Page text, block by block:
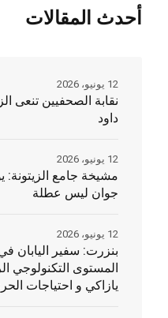
أحدث المقالات
نقابة الصحفيين تنعى
داود
12 يونيو، 2026
جوان ليس عطلة
12 يونيو، 2026
بنزرت: سفير اليابان
المستوى التكنولوجي
يازاكي و احتياجات
12 يونيو، 2026